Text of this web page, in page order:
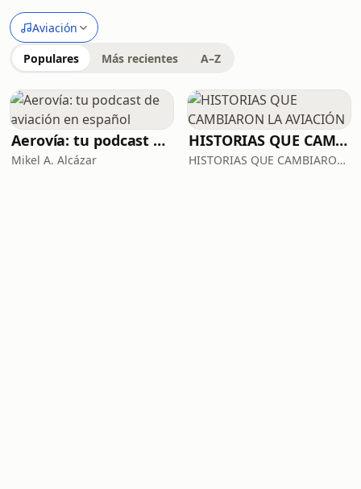
Aviación
Populares Más recientes A–Z
Aerovía: tu podcast de aviación en español
Mikel A. Alcázar
HISTORIAS QUE CAMBIARON LA AVIACIÓN
HISTORIAS QUE CAMBIARON LA AVIACIÓN